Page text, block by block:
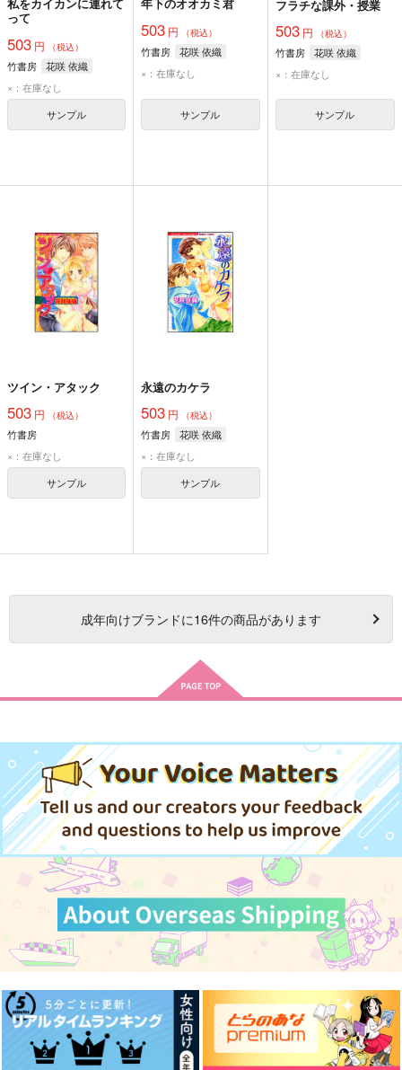
って
503 円 （税込）
竹書房
花咲 依織
×：在庫なし
サンプル
503 円 （税込）
竹書房
花咲 依織
×：在庫なし
サンプル
フラチな課外・授業
503円 （税込）
竹書房
花咲 依織
×：在庫なし
サンプル
ツイン・アタック
503 円 （税込）
竹書房
×：在庫なし
サンプル
永遠のカケラ
503 円 （税込）
竹書房
花咲 依織
×：在庫なし
サンプル
成年向けブランドに16件の商品があります